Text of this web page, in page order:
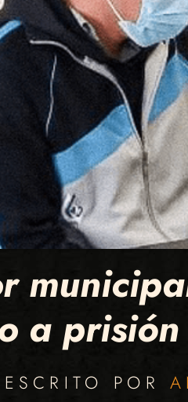
a
ESCRITO POR